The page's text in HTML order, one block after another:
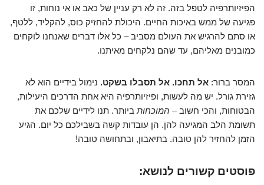
הפיזיותרפיה לטפל בזה. זה לא רק עניין של כאב או אי נוחות, זו
פגיעה של ממש באיכות החיים. היכולת להחזיק כוס, להקליד, ללטף,
או סתם להרגיש את העולם מסביב – כל אלו דברים שאנחנו לוקחים
כמובנים מאליהם, עד שהם נלקחים מאיתנו.
המסר ברור: אל תחכו. אל תסבלו בשקט. נימול בידיים הוא לא
גזירת גורל. יש מה לעשות, ופיזיותרפיה היא אחת הדרכים היעילות,
הבטוחות, והכי חשוב – המוכחות ביותר. תנו לידיים שלכם את
תשומת הלב המגיעה להן. הן עובדות קשה בשבילכם כל יום. הגיע
הזמן להחזיר להן טובה. בתיאבון, ובתחושה טובה!
פוסטים קשורים לנושא: